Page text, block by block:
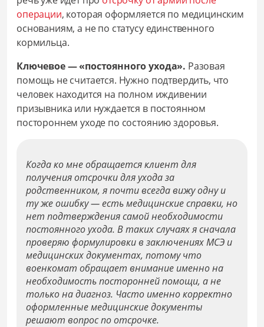
операции, которая оформляется по медицинским
основаниям, а не по статусу единственного
кормильца.
Ключевое — «постоянного ухода». Разовая
помощь не считается. Нужно подтвердить, что
человек находится на полном иждивении
призывника или нуждается в постоянном
постороннем уходе по состоянию здоровья.
Когда ко мне обращается клиент для
получения отсрочки для ухода за
родственником, я почти всегда вижу одну и
ту же ошибку — есть медицинские справки, но
нет подтверждения самой необходимости
постоянного ухода. В таких случаях я сначала
проверяю формулировки в заключениях МСЭ и
медицинских документах, потому что
военкомат обращает внимание именно на
необходимость посторонней помощи, а не
только на диагноз. Часто именно корректно
оформленные медицинские документы
решают вопрос по отсрочке.